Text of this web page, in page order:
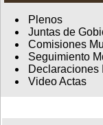
Plenos
Juntas de
Comisiones
Seguimiento
Declaraciones
Video Actas